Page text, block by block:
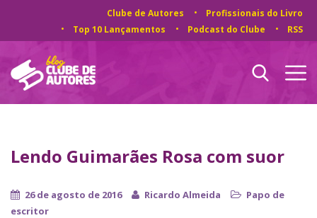
Clube de Autores
Profissionais do Livro
Top 10 Lançamentos
Podcast do Clube RSS
Lendo Guimarães Rosa com suor
26 de agosto de 2016 Ricardo Almeida
Papo de
escritor